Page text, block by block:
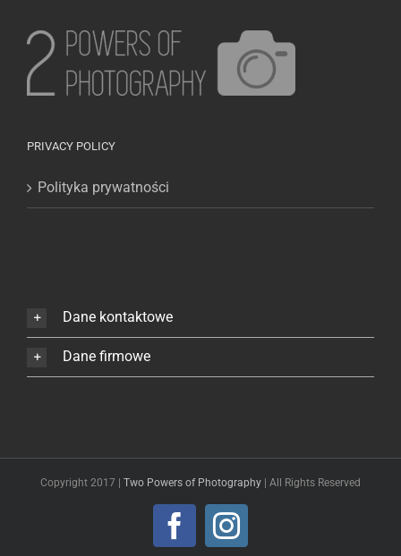
PRIVACY POLICY
Polityka prywatności
Dane kontaktowe
Dane firmowe
Copyright 2017 | Two Powers of Photography | All Rights Reserved
FacebookInstagram